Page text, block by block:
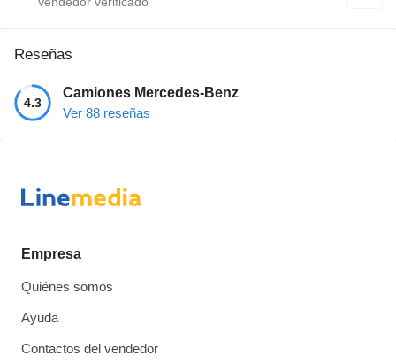
Reseñas
4.3
Camiones Mercedes-Benz
Ver 88 reseñas
Empresa
Quiénes somos
Ayuda
Contactos del vendedor